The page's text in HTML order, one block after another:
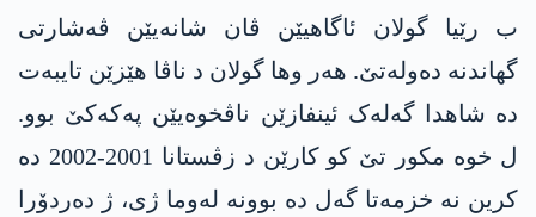
ب رێیا گولان ئاگاھیێن ڤان شانەیێن ڤەشارتی
گھاندنە دەولەتێ. ھەر وھا گولان د ناڤا ھێزێن تایبەت
دە شاھدا گەلەک ئینفازێن ناڤخوەیێن پەکەکێ بوو.
ل خوە مکور تێ کو کارێن د زڤستانا 2001-2002 دە
کرین نە خزمەتا گەل دە بوونە لەوما ژی، ژ دەردۆرا